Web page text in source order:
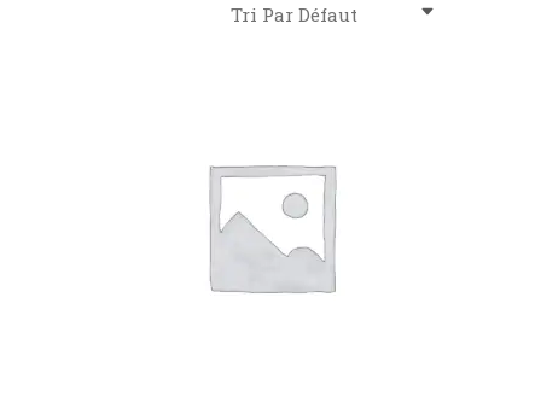
Tri Par Défaut